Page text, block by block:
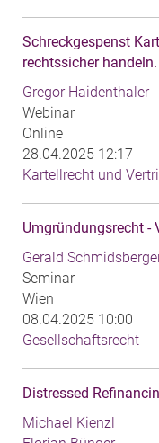
Schreckgespenst
rechtssicher handeln.
Gregor Haidenthaler
Webinar
Online
28.04.2025 12:17
Kartellrecht und
Umgründungsrecht -
Gerald
Seminar
Wien
08.04.2025 10:00
Gesellschaftsrecht
Distressed
Michael Kienzl